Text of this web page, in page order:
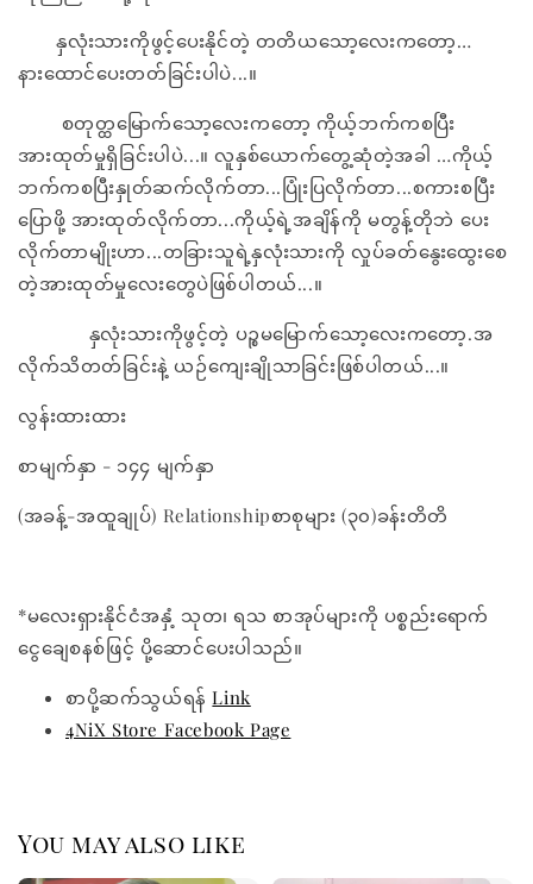
နှလုံးသားကိုဖွင့်ပေးနိုင်တဲ့ တတိယသော့လေးကတော့…
နားထောင်ပေးတတ်ခြင်းပါပဲ...။
စတုတ္ထမြောက်သော့လေးကတော့ ကိုယ့်ဘက်ကစပြီး
အားထုတ်မှုရှိခြင်းပါပဲ...။ လူနှစ်ယောက်တွေ့ဆုံတဲ့အခါ …ကိုယ့်
ဘက်ကစပြီးနှုတ်ဆက်လိုက်တာ...ပြုံးပြလိုက်တာ...စကားစပြီး
ပြောဖို့ အားထုတ်လိုက်တာ...ကိုယ့်ရဲ့အချိန်ကို မတွန့်တိုဘဲ ပေး
လိုက်တာမျိုးဟာ...တခြားသူရဲ့နှလုံးသားကို လှုပ်ခတ်နွေးထွေးစေ
တဲ့အားထုတ်မှုလေးတွေပဲဖြစ်ပါတယ်...။
နှလုံးသားကိုဖွင့်တဲ့ ပဉ္စမမြောက်သော့လေးကတော့.အ
လိုက်သိတတ်ခြင်းနဲ့ ယဉ်ကျေးချိုသာခြင်းဖြစ်ပါတယ်...။
လွန်းထားထား
စာမျက်နှာ - ၁၄၄ မျက်နှာ
(အခန့်-အထူချုပ်) Relationshipစာစုများ (၃၀)ခန်းတိတိ
*မလေးရှားနိုင်ငံအနှံ့ သုတ၊ ရသ စာအုပ်များကို ပစ္စည်းရောက်
ငွေချေစနစ်ဖြင့် ပို့ဆောင်ပေးပါသည်။
စာပို့ဆက်သွယ်ရန်Link
4NiX Store Facebook Page
You may also like